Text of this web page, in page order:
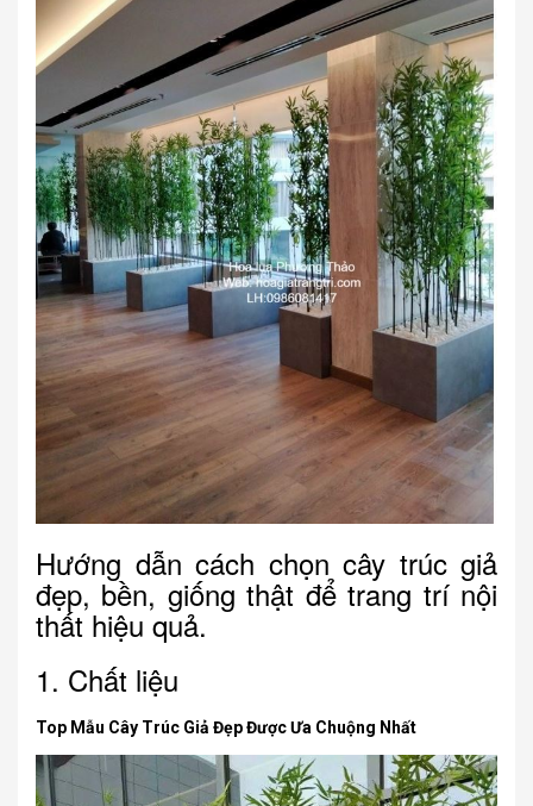
Hướng dẫn cách chọn cây trúc giả
đẹp, bền, giống thật để trang trí nội
thất hiệu quả.
1. Chất liệu
Top Mẫu Cây Trúc Giả Đẹp Được Ưa Chuộng Nhất